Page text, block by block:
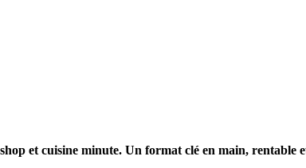
et cuisine minute. Un format clé en main, rentable